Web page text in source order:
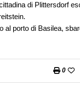
di Plittersdorf
al porto di Basilea,
0